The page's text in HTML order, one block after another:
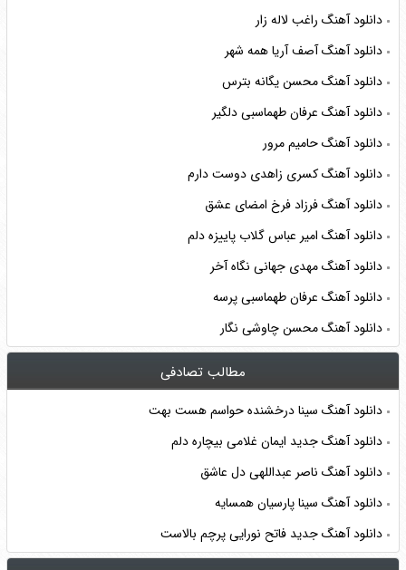
دانلود آهنگ راغب لاله زار
دانلود آهنگ آصف آریا همه شهر
دانلود آهنگ محسن یگانه بترس
دانلود آهنگ عرفان طهماسبی دلگیر
دانلود آهنگ حامیم مرور
دانلود آهنگ کسری زاهدی دوست دارم
دانلود آهنگ فرزاد فرخ امضای عشق
دانلود آهنگ امیر عباس گلاب پاییزه دلم
دانلود آهنگ مهدی جهانی نگاه آخر
دانلود آهنگ عرفان طهماسبی پرسه
دانلود آهنگ محسن چاوشی نگار
مطالب تصادفی
دانلود آهنگ سینا درخشنده حواسم هست بهت
دانلود آهنگ جدید ایمان غلامی بیچاره دلم
دانلود آهنگ ناصر عبداللهی دل عاشق
دانلود آهنگ سینا پارسیان همسایه
دانلود آهنگ جدید فاتح نورایی پرچم بالاست